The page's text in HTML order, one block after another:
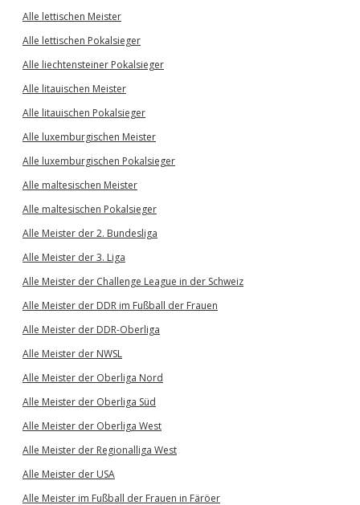
Alle lettischen Meister
Alle lettischen Pokalsieger
Alle liechtensteiner Pokalsieger
Alle litauischen Meister
Alle litauischen Pokalsieger
Alle luxemburgischen Meister
Alle luxemburgischen Pokalsieger
Alle maltesischen Meister
Alle maltesischen Pokalsieger
Alle Meister der 2. Bundesliga
Alle Meister der 3. Liga
Alle Meister der Challenge League in der Schweiz
Alle Meister der DDR im Fußball der Frauen
Alle Meister der DDR-Oberliga
Alle Meister der NWSL
Alle Meister der Oberliga Nord
Alle Meister der Oberliga Süd
Alle Meister der Oberliga West
Alle Meister der Regionalliga West
Alle Meister der USA
Alle Meister im Fußball der Frauen in Färöer